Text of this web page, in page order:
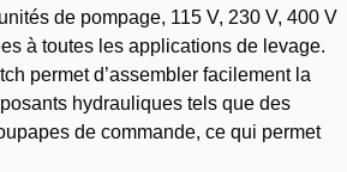
de pompage, 115 V, 230 V, 400 V
à toutes les applications de levage.
permet d’assembler facilement la
hydrauliques tels que des
de commande, ce qui permet